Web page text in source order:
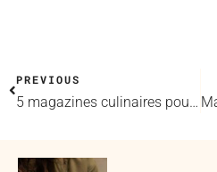
PREVIOUS
5 magazines culinaires pour trouver l’inspiration